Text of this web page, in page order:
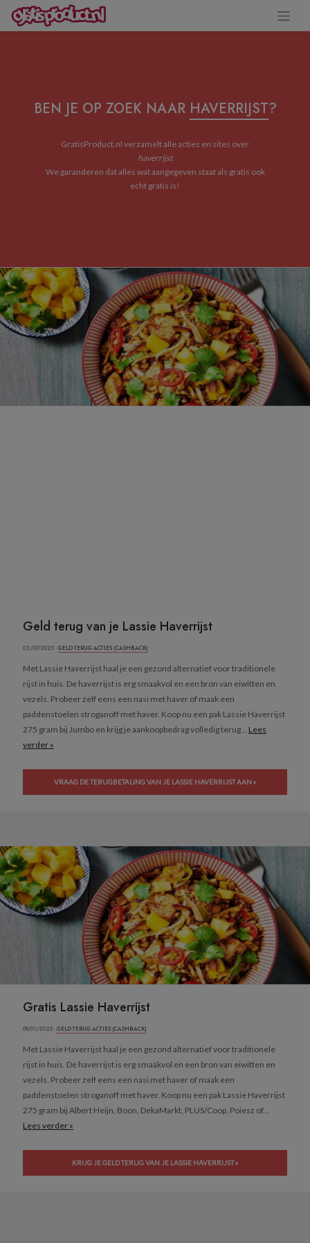
BEN JE OP ZOEK NAAR HAVERRIJST?
GratisProduct.nl verzamelt alle acties en sites over
haverrijst
We garanderen dat alles wat aangegeven staat als gratis ook
echt gratis is!
Geld terug van je Lassie Haverrijst
02/07/2025 ·GELD TERUG ACTIES (CASHBACK)
Met Lassie Haverrijst haal je een gezond alternatief voor traditionele
rijst in huis. De haverrijst is erg smaakvol en een bron van eiwitten en
vezels. Probeer zelf eens een nasi met haver of maak een
paddenstoelen stroganoff met haver. Koop nu een pak Lassie Haverrijst
275 gram bij Jumbo en krijg je aankoopbedrag volledig terug... Lees
verder »
VRAAG DE TERUGBETALING VAN JE LASSIE HAVERRIJST AAN »
Gratis Lassie Haverrijst
09/01/2025 ·GELD TERUG ACTIES (CASHBACK)
Met Lassie Haverrijst haal je een gezond alternatief voor traditionele
rijst in huis. De haverrijst is erg smaakvol en een bron van eiwitten en
vezels. Probeer zelf eens een nasi met haver of maak een
paddenstoelen stroganoff met haver. Koop nu een pak Lassie Haverrijst
275 gram bij Albert Heijn, Boon, DekaMarkt, PLUS/Coop, Poiesz of...
Lees verder »
KRIJG JE GELD TERUG VAN JE LASSIE HAVERRIJST »